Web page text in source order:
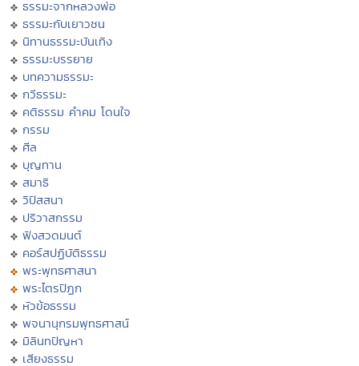
ธรรมะจากหลวงพ่อ
ธรรมะกับเยาวชน
นิทานธรรมะบันเทิง
ธรรมะบรรยาย
บทความธรรมะ
กวีธรรมะ
คติธรรม คำคม โดนใจ
กรรม
ศีล
บุญทาน
สมาธิ
วิปัสสนา
ปริวาสกรรม
ฟังสวดมนต์
คอร์สปฏิบัติธรรม
พระพุทธศาสนา
พระไตรปิฏก
หัวข้อธรรม
พจนานุกรมพุทธศาสน์
มิลินทปัญหา
เสียงธรรม